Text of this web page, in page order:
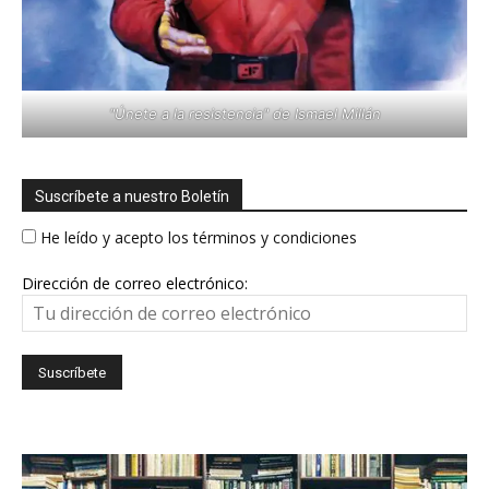
"Únete a la resistencia" de Ismael Millán
Suscríbete a nuestro Boletín
He leído y acepto los términos y condiciones
Dirección de correo electrónico: